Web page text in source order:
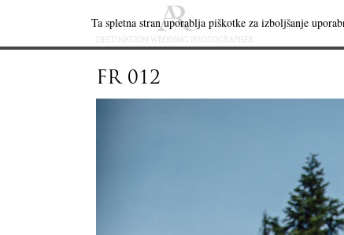
FR 012
Ta spletna stran uporablja piškotke za izboljšanje